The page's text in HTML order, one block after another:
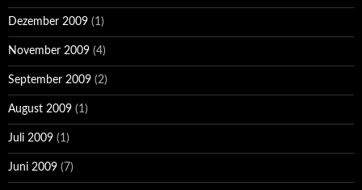
Dezember 2009 (1)
November 2009 (4)
September 2009 (2)
August 2009 (1)
Juli 2009 (1)
Juni 2009 (7)